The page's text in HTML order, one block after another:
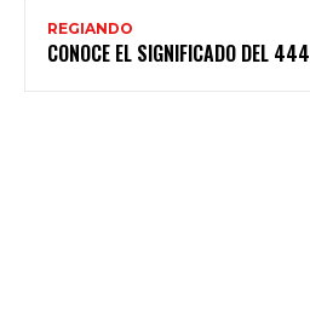
REGIANDO
CONOCE EL SIGNIFICADO DEL 444